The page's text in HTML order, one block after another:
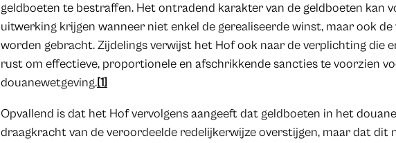
geldboeten te bestraffen. Het ontradend karakter van de geldboeten kan
uitwerking krijgen wanneer niet enkel de gerealiseerde winst, maar ook
worden gebracht. Zijdelings verwijst het Hof ook naar de verplichting die
rust om effectieve, proportionele en afschrikkende sancties te voorzien
douanewetgeving.[1]
Opvallend is dat het Hof vervolgens aangeeft dat geldboeten in het
draagkracht van de veroordeelde redelijkerwijze overstijgen, maar dat dit